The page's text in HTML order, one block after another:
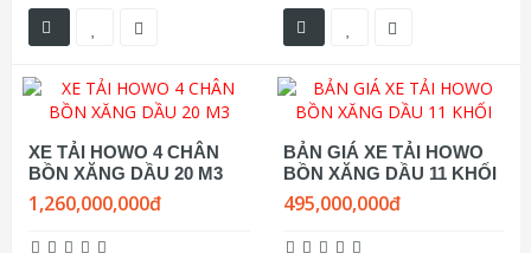
XE TẢI HOWO 4 CHÂN
BỒN XĂNG DẦU 20 M3
1,260,000,000đ
BẢN GIÁ XE TẢI HOWO
BỒN XĂNG DẦU 11 KHỐI
495,000,000đ